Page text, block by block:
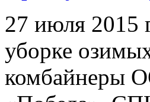
27 июля 2015
уборке
комбайнеры